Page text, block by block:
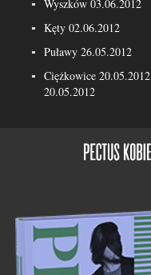
Wyszków 03.06.2012
Kęty 02.06.2012
Puławy 26.05.2012
Ciężkowice 20.05.2012
20.05.2012